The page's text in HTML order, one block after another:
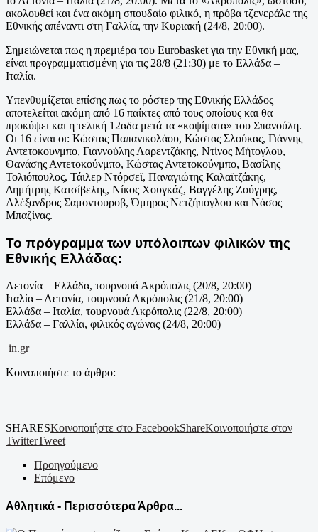
ακολουθεί και ένα ακόμη σπουδαίο φιλικό, η πρόβα τζενεράλε της
Εθνικής απέναντι στη Γαλλία, την Κυριακή (24/8, 20:00).
Σημειώνεται πως η πρεμιέρα του Eurobasket για την Εθνική μας,
είναι προγραμματισμένη για τις 28/8 (21:30) με το Ελλάδα –
Ιταλία.
Υπενθυμίζεται επίσης πως το ρόστερ της Εθνικής Ελλάδος
αποτελείται ακόμη από 16 παίκτες από τους οποίους και θα
προκύψει και η τελική 12αδα μετά τα «κοψίματα» του Σπανούλη.
Οι 16 είναι οι: Κώστας Παπανικολάου, Κώστας Σλούκας, Γιάννης
Αντετοκουνμπο, Γιαννούλης Λαρεντζάκης, Ντίνος Μήτογλου,
Θανάσης Αντετοκούνμπο, Κώστας Αντετοκούνμπο, Βασίλης
Τολιόπουλος, Τάιλερ Ντόρσεϊ, Παναγιώτης Καλαϊτζάκης,
Δημήτρης Κατσίβελης, Νίκος Χουγκάζ, Βαγγέλης Ζούγρης,
Αλέξανδρος Σαμοντουροβ, Όμηρος Νετζήπογλου και Νάσος
Μπαζίνας.
Το πρόγραμμα των υπόλοιπων φιλικών της
Εθνικής Ελλάδας:
Λετονία – Ελλάδα, τουρνουά Ακρόπολις (20/8, 20:00)
Ιταλία – Λετονία, τουρνουά Ακρόπολις (21/8, 20:00)
Ελλάδα – Ιταλία, τουρνουά Ακρόπολις (22/8, 20:00)
Ελλάδα – Γαλλία, φιλικός αγώνας (24/8, 20:00)
in.gr
Κοινοποιήστε το άρθρο:
SHARESΚοινοποιήστε στο FacebookShareΚοινοποιήστε στον
TwitterTweet
Προηγούμενο
Επόμενο
Αθλητικά - Περισσότερα Άρθρα...